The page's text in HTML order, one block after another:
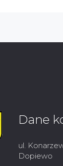
Dane
ul.
Dopiewo